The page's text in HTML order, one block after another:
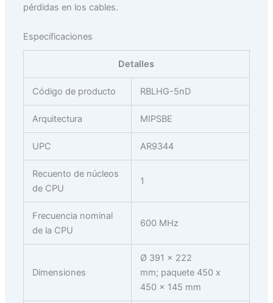
pérdidas en los cables.
Especificaciones
Detalles
Código de producto RBLHG-5nD
Arquitectura MIPSBE
UPC AR9344
Recuento de núcleos
de CPU
1
Frecuencia nominal
de la CPU
600 MHz
Dimensiones
Ø 391 x 222
mm; paquete 450 x
450 x 145 mm